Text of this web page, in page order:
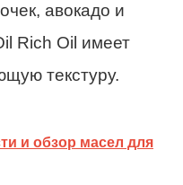
авокадо и
Rich Oil имеет
текстуру.
и обзор масел для